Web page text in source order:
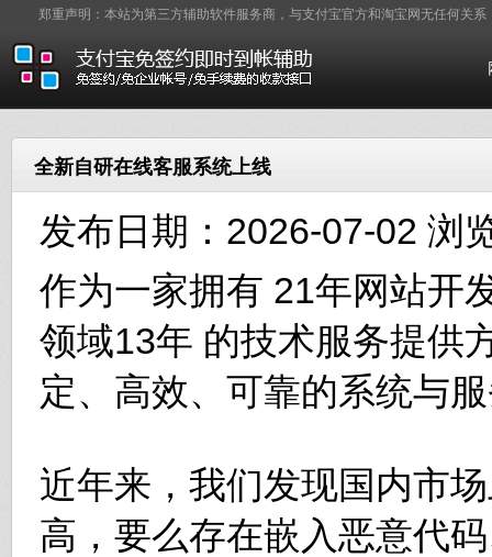
郑重声明：本站为第三方辅助软件服务商，与支付宝官方和淘宝网无任何关
全新自研在线客服系统上线
发布日期：2026-07-02 浏
作为一家拥有 21年网站开
领域13年 的技术服务提供
定、高效、可靠的系统与
近年来，我们发现国内市
高，要么存在嵌入恶意代